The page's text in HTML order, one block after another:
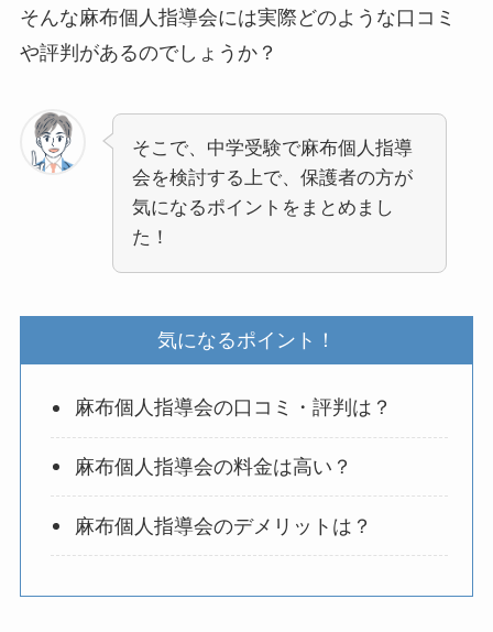
そんな麻布個人指導会には実際どのような口コミ
や評判があるのでしょうか？
そこで、中学受験で麻布個人指導
会を検討する上で、保護者の方が
気になるポイントをまとめまし
た！
気になるポイント！
麻布個人指導会の口コミ・評判は？
麻布個人指導会の料金は高い？
麻布個人指導会のデメリットは？